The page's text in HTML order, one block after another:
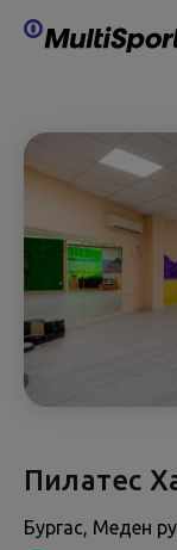
Пилатес
Бургас, Меден